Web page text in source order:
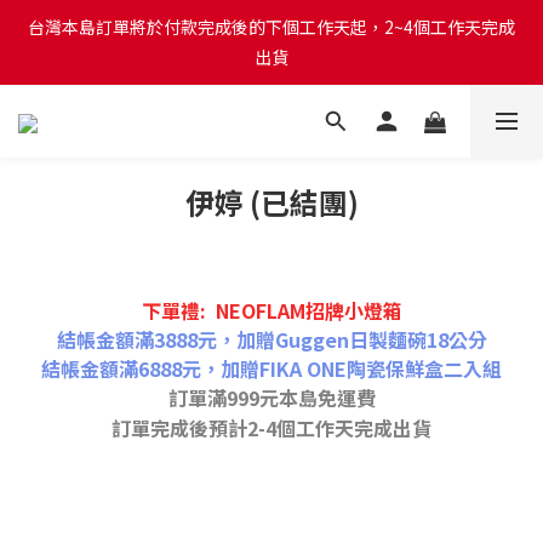
台灣本島訂單將於付款完成後的下個工作天起，2~4個工作天完成
出貨
台灣本島訂單將於付款完成後的下個工作天起，2~4個工作天完成
出貨
台灣本島消費滿$999免運費
台灣本島訂單將於付款完成後的下個工作天起，2~4個工作天完成
出貨
伊婷 (已結團)
下單禮: NEOFLAM招牌小燈箱
結帳金額滿3888元，加贈Guggen日製麵碗18公分
結帳金額滿6888元，加贈FIKA ONE陶瓷保鮮盒二入組
訂單滿999元本島免運費
訂單完成後預計2-4個工作天完成出貨